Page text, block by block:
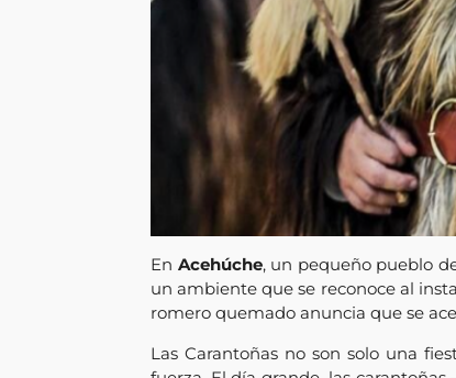
En Acehúche, un pequeño pueblo
un ambiente que se reconoce al
romero quemado anuncia que se
Las Carantoñas no son solo una